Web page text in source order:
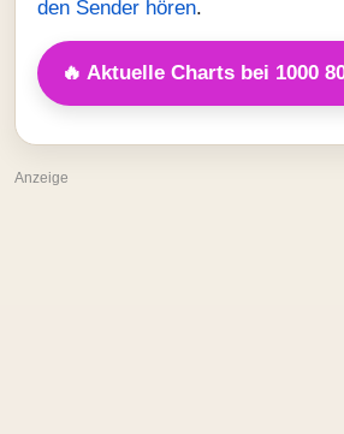
den Sender hören.
🔥 Aktuelle Charts bei 1000
Anzeige